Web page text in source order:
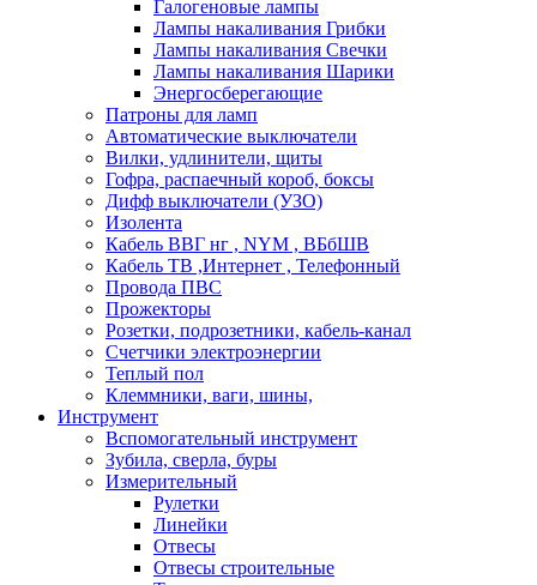
Галогеновые лампы
Лампы накаливания Грибки
Лампы накаливания Свечки
Лампы накаливания Шарики
Энергосберегающие
Патроны для ламп
Автоматические выключатели
Вилки, удлинители, щиты
Гофра, распаечный короб, боксы
Дифф выключатели (УЗО)
Изолента
Кабель ВВГ нг , NYM , ВБбШВ
Кабель ТВ ,Интернет , Телефонный
Провода ПВС
Прожекторы
Розетки, подрозетники, кабель-канал
Счетчики электроэнергии
Теплый пол
Клеммники, ваги, шины,
Инструмент
Вспомогательный инструмент
Зубила, сверла, буры
Измерительный
Рулетки
Линейки
Отвесы
Отвесы строительные